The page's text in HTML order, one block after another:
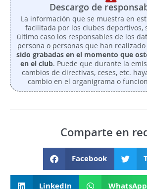
Descargo de
La información que se muestra en
facilitada por los clubes deportivos,
último caso los responsables de los
persona o personas que han
sido grabadas en el momento que
en el club. Puede que durante la
cambios de directivas, ceses, etc.
cambio en el organigrama o
Comparte en
Facebook
LinkedIn WhatsApp